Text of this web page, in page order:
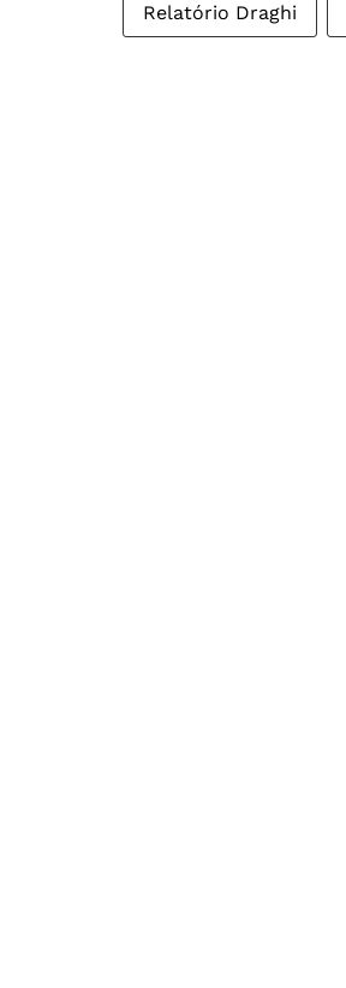
Relatório Draghi